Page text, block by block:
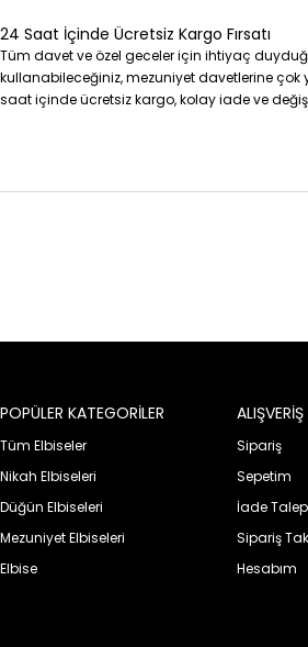
24 Saat İçinde Ücretsiz Kargo Fırsatı
Tüm davet ve özel geceler için ihtiyaç
kullanabileceğiniz, mezuniyet davetlerine çok
saat içinde ücretsiz kargo, kolay iade ve
POPÜLER KATEGORİLER
Tüm Elbiseler
Nikah Elbiseleri
Düğün Elbiseleri
Mezuniyet Elbiseleri
Elbise
ALIŞVERİŞ
Sipariş
Sepetim
İade
Sipariş
Hesabım